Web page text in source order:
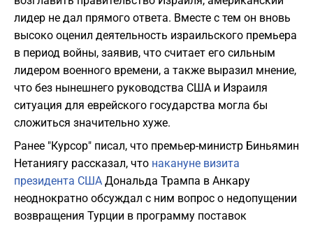
лидер не дал прямого ответа. Вместе с тем он вновь
высоко оценил деятельность израильского премьера
в период войны, заявив, что считает его сильным
лидером военного времени, а также выразил мнение,
что без нынешнего руководства США и Израиля
ситуация для еврейского государства могла бы
сложиться значительно хуже.
Ранее "Курсор" писал, что премьер-министр Биньямин
Нетаниягу рассказал, что накануне визита
президента США Дональда Трампа в Анкару
неоднократно обсуждал с ним вопрос о недопущении
возвращения Турции в программу поставок